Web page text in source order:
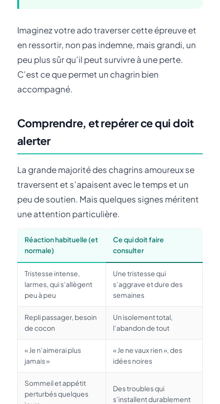
Imaginez votre ado traverser cette épreuve et
en ressortir, non pas indemne, mais grandi, un
peu plus sûr qu’il peut survivre à une perte.
C’est ce que permet un chagrin bien
accompagné.
Comprendre, et repérer ce qui doit
alerter
La grande majorité des chagrins amoureux se
traversent et s’apaisent avec le temps et un
peu de soutien. Mais quelques signes méritent
une attention particulière.
Réaction habituelle (et
normale)
Ce qui doit faire
consulter
Tristesse intense,
larmes, qui s’allègent
peu à peu
Une tristesse qui
s’aggrave et dure des
semaines
Repli passager, besoin
de cocon
Un isolement total,
l’abandon de tout
« Je n’aimerai plus
jamais »
« Je ne vaux rien », des
idées noires
Sommeil et appétit
perturbés quelques
Des troubles qui
s’installent durablement